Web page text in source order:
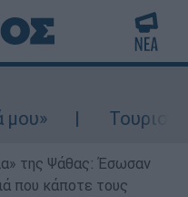
Τουρισμός
της Ψάθας: Έσωσαν
που κάποτε τους